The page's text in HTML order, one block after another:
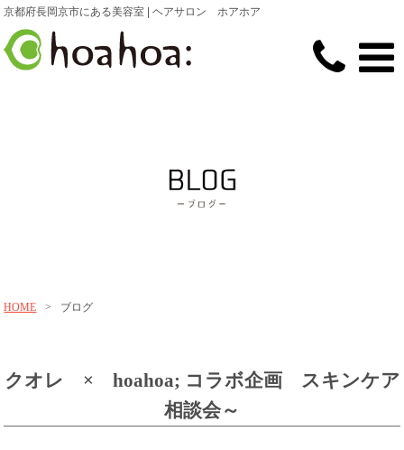
京都府長岡京市にある美容室 | ヘアサロン ホアホア
HOME > ブログ
クオレ × hoahoa; コラボ企画 スキンケア
相談会～